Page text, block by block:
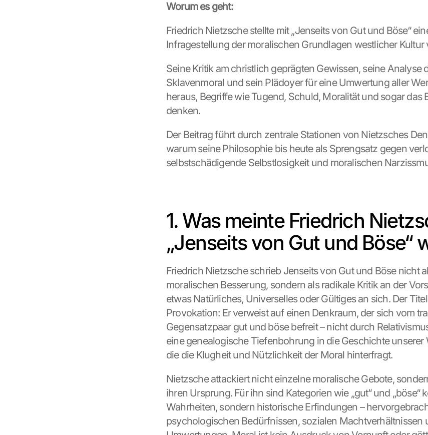
Worum es geht:
Friedrich Nietzsche stellte mit „Jenseits von Gut und Böse“
Infragestellung der moralischen Grundlagen westlicher Kultur
Seine Kritik am christlich geprägten Gewissen, seine Analyse
Sklavenmoral und sein Plädoyer für eine Umwertung aller
heraus, Begriffe wie Tugend, Schuld, Moralität und sogar das
denken.
Der Beitrag führt durch zentrale Stationen von Nietzsches
warum seine Philosophie bis heute als Sprengsatz gegen
selbstschädigende Selbstlosigkeit und moralischen
1. Was meinte Friedrich
„Jenseits von Gut und Böse“
Friedrich Nietzsche schrieb Jenseits von Gut und Böse nicht
moralischen Besserung, sondern als radikale Kritik an der
etwas Natürliches, Universelles oder Gültiges an sich. Der
Provokation: Er verweist auf einen Denkraum, der sich vom
Gegensatzpaar gut und böse befreit – nicht durch
eine genealogische Tiefenbohrung in die Geschichte unserer
die die Klugheit und Nützlichkeit der Moral hinterfragt.
Nietzsche attackiert nicht einzelne moralische Gebote,
ihren Ursprung. Für ihn sind Kategorien wie „gut“ und „böse“
Wahrheiten, sondern historische Erfindungen –
psychologischen Bedürfnissen, sozialen Machtverhältnissen